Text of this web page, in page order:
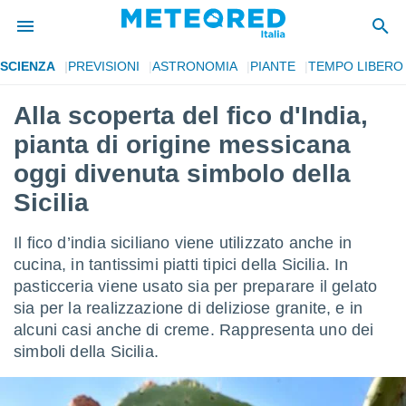
di
per
di
Web
le
SCIENZA PREVISIONI ASTRONOMIA PIANTE TEMPO LIBERO
Alla scoperta del fico d'India,
pianta di origine messicana
oggi divenuta simbolo della
Sicilia
Il fico d’india siciliano viene utilizzato anche in
cucina, in tantissimi piatti tipici della Sicilia. In
pasticceria viene usato sia per preparare il gelato
sia per la realizzazione di deliziose granite, e in
alcuni casi anche di creme. Rappresenta uno dei
simboli della Sicilia.